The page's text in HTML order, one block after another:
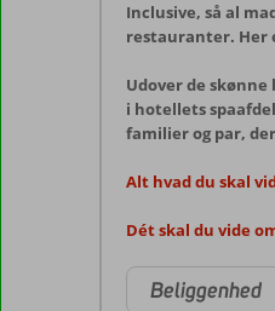
Inclusive, så al
restauranter. Her
Udover de
i hotellets
familier og par,
Alt hvad du skal
Dét skal du vide
Beliggenhed